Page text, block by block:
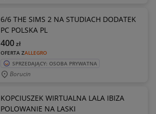
6/6 THE SIMS 2 NA STUDIACH DODATEK
PC POLSKA PL
OFERTA ZALLEGRO
400zł
SPRZEDAJĄCY: OSOBA PRYWATNA
Borucin
KOPCIUSZEK WIRTUALNA LALA IBIZA
POLOWANIE NA LASKI